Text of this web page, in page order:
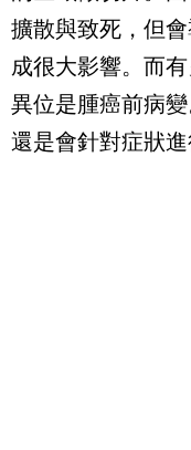
擴散與致死，但
成很大影響。而
異位是腫癌前病
還是會針對症狀進